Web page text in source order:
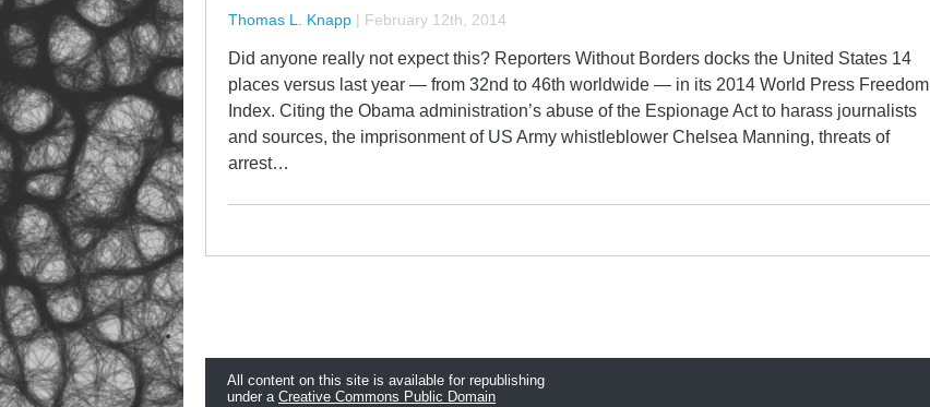
Thomas L. Knapp | February 12th, 2014
Did anyone really not expect this? Reporters Without Borders docks the United States 14
places versus last year — from 32nd to 46th worldwide — in its 2014 World Press Freedom
Index. Citing the Obama administration’s abuse of the Espionage Act to harass journalists
and sources, the imprisonment of US Army whistleblower Chelsea Manning, threats of
arrest…
All content on this site is available for republishing
under a Creative Commons Public Domain